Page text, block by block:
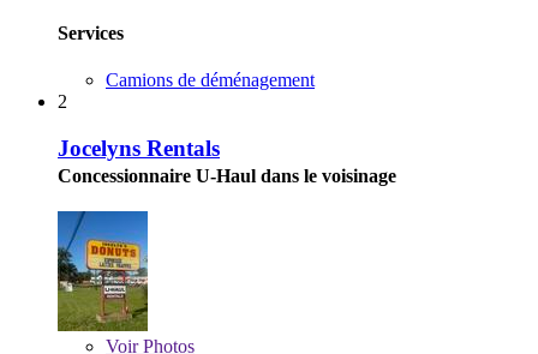
Services
Camions de déménagement
2
Jocelyns Rentals
Concessionnaire U-Haul dans le voisinage
VoirPhotos